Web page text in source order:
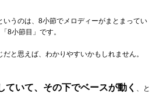
いうのは、8小節でメロディーがまとまってい
8小節目」です。
だと思えば、わかりやすいかもしれません。
ていて、その下でベースが動く 、と